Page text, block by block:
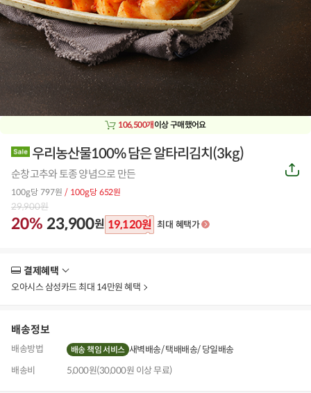
106,500개이상 구매했어요
우리농산물100% 담은 알타리김치(3kg)
순창고추와 토종 양념으로 만든
100g당 797원 / 100g당 652원
29,900원
20% 23,900원 19,120원 최대 혜택가
공
유
결제혜택
보
오아시스 삼성카드 최대 14만원 혜택
배송정보
배송방법 배송 책임 서비스 새벽배송 택배배송 당일배송
배송비
5,000원(30,000원 이상 무료)